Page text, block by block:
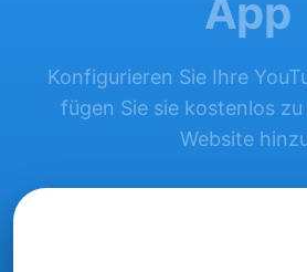
App
Konfigurieren Sie Ihre
fügen Sie sie kostenlos
Website